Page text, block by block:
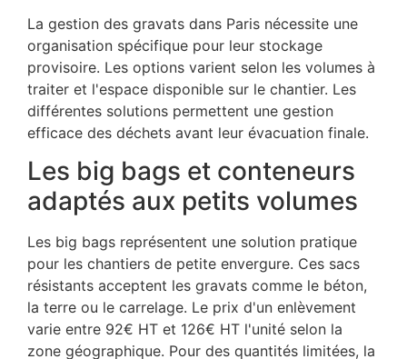
La gestion des gravats dans Paris nécessite une
organisation spécifique pour leur stockage
provisoire. Les options varient selon les volumes à
traiter et l'espace disponible sur le chantier. Les
différentes solutions permettent une gestion
efficace des déchets avant leur évacuation finale.
Les big bags et conteneurs
adaptés aux petits volumes
Les big bags représentent une solution pratique
pour les chantiers de petite envergure. Ces sacs
résistants acceptent les gravats comme le béton,
la terre ou le carrelage. Le prix d'un enlèvement
varie entre 92€ HT et 126€ HT l'unité selon la
zone géographique. Pour des quantités limitées, la